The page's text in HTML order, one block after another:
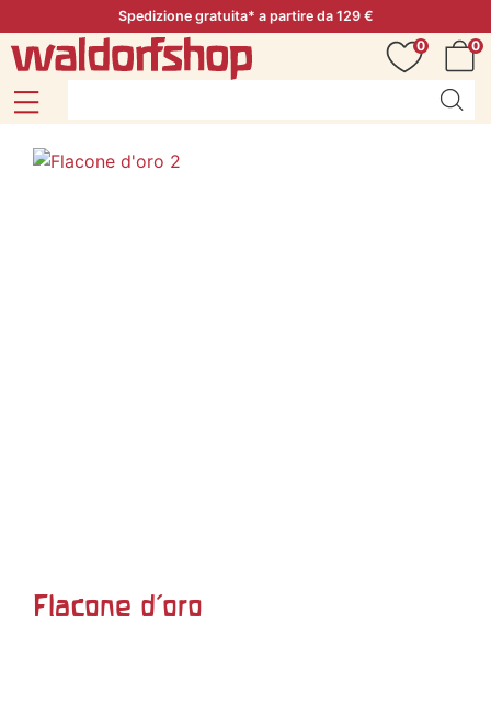
Spedizione gratuita* a partire da 129 €
0
0
Flacone d'oro